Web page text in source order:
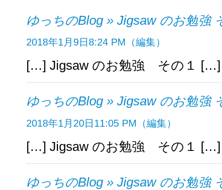
ゆっちのBlog » Jigsaw のお勉強
2018年1月9日 8:24 PM （編集）
[…] Jigsaw のお勉強 その１ […]
ゆっちのBlog » Jigsaw のお勉強
2018年1月20日 11:05 PM （編集）
[…] Jigsaw のお勉強 その１ […]
ゆっちのBlog » Jigsaw のお勉